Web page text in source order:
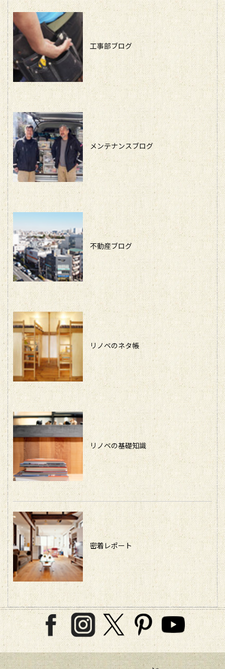
工事部ブログ
メンテナンスブログ
不動産ブログ
リノベのネタ帳
リノベの基礎知識
密着レポート